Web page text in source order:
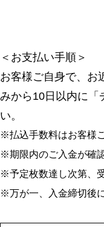
＜お支払い手順＞
お客様ご自身で、お
みから10日以内に「
い。
※払込手数料はお客様
※期限内のご入金が確
※予定枚数達し次第、
※万が一、入金締切後